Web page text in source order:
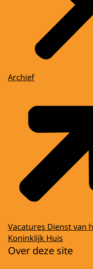
Archief
Vacatures Dienst van
Koninklijk Huis
Over deze site